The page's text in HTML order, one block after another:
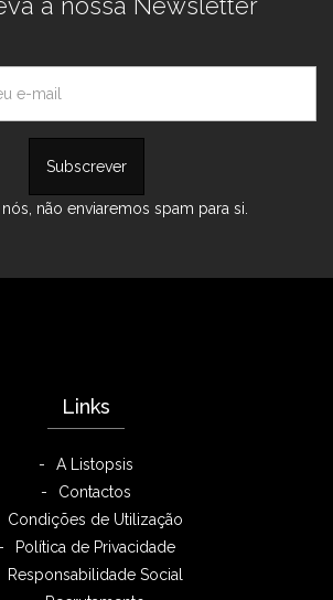
não enviaremos spam para si.
Links
A Listopsis
Contactos
Condições de Utilização
Política de Privacidade
Responsabilidade Social